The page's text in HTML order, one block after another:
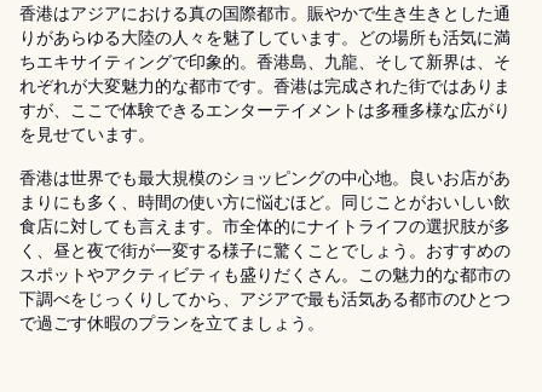
香港はアジアにおける真の国際都市。賑やかで生き生きとした通
りがあらゆる大陸の人々を魅了しています。どの場所も活気に満
ちエキサイティングで印象的。香港島、九龍、そして新界は、そ
れぞれが大変魅力的な都市です。香港は完成された街ではありま
すが、ここで体験できるエンターテイメントは多種多様な広がり
を見せています。
香港は世界でも最大規模のショッピングの中心地。良いお店があ
まりにも多く、時間の使い方に悩むほど。同じことがおいしい飲
食店に対しても言えます。市全体的にナイトライフの選択肢が多
く、昼と夜で街が一変する様子に驚くことでしょう。おすすめの
スポットやアクティビティも盛りだくさん。この魅力的な都市の
下調べをじっくりしてから、アジアで最も活気ある都市のひとつ
で過ごす休暇のプランを立てましょう。